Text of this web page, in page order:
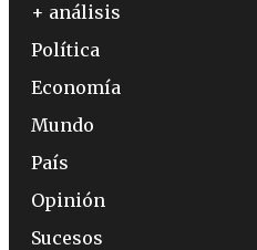
+ análisis
Política
Economía
Mundo
País
Opinión
Sucesos